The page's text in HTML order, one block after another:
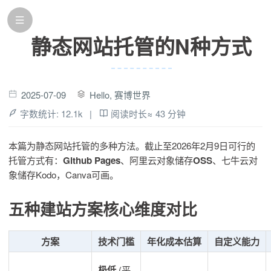
静态网站托管的N种方式
2025-07-09
Hello, 赛博世界
字数统计: 12.1k | 阅读时长≈ 43 分钟
本篇为静态网站托管的多种方法。截止至2026年2月9日可行的
托管方式有：Github Pages、阿里云对象储存OSS、七牛云对
象储存Kodo，Canva可画。
五种建站方案核心维度对比
方案 技术门槛 年化成本估算 自定义能力